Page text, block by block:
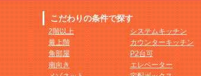
こだわりの条件で探す
2階以上
最上階
角部屋
南向き
システムキッチン
カウンターキッチン
P2台可
エレベーター